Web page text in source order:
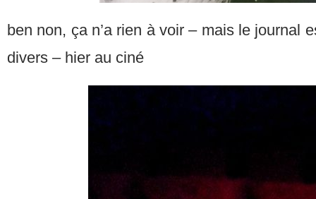
ben non, ça n’a rien à voir – mais le journal
divers – hier au ciné